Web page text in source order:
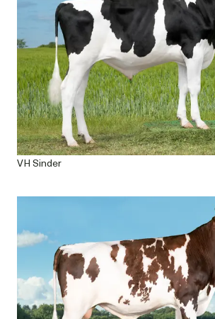
VH Sinder